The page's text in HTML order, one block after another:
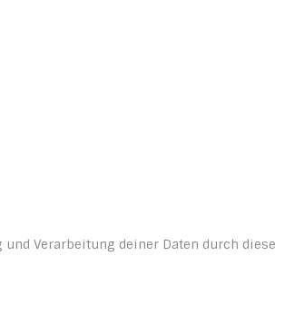
Verarbeitung deiner Daten durch diese